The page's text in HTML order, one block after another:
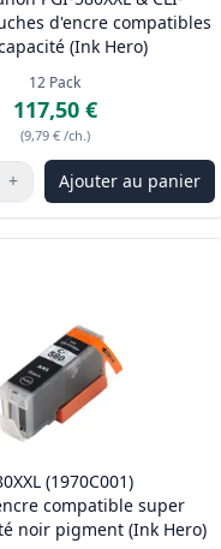
d'encre compatibles
(Ink Hero)
12 Pack
117,50 €
(9,79 € /ch.)
pour ajuster
+ Ajouter au panier
(1970C001)
compatible super
noir pigment (Ink Hero)